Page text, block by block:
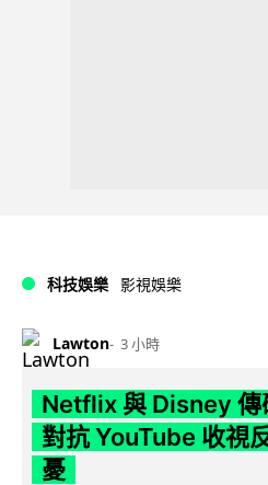
科技娛樂 影視娛樂
Lawton 3 小時
Netflix 與 Disney 傳
對抗 YouTube 收視
憂